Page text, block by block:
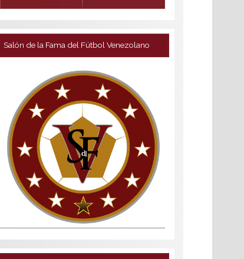
Salón de la Fama del Fútbol Venezolano